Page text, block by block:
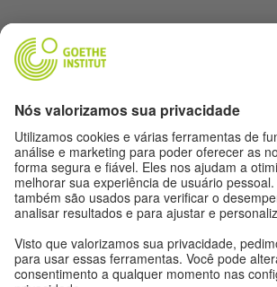
Expediente
Proteção de dados
Termos de uso
Proteção de dados
Siga a revista Humboldt nas redes sociais